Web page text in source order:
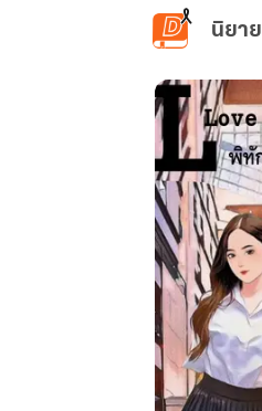
ข้ามไปยังเนื้อหาหลัก
นิยาย